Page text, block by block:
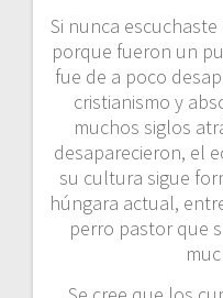
Si nunca escuchaste
porque fueron un
fue de a poco
cristianismo y
muchos siglos
desaparecieron, el
su cultura sigue
húngara actual,
perro pastor que